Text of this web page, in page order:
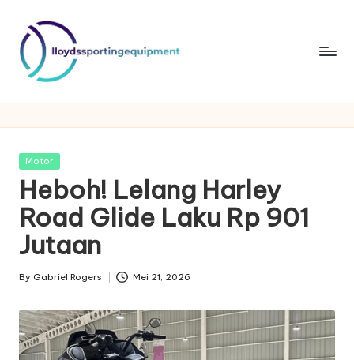
content
ll
o
y
d
s
s
p
o
rt
in
Posted
Motor
Heboh! Lelang Harley
Road Glide Laku Rp 901
Jutaan
Posted
By Gabriel Rogers Mei 21, 2026